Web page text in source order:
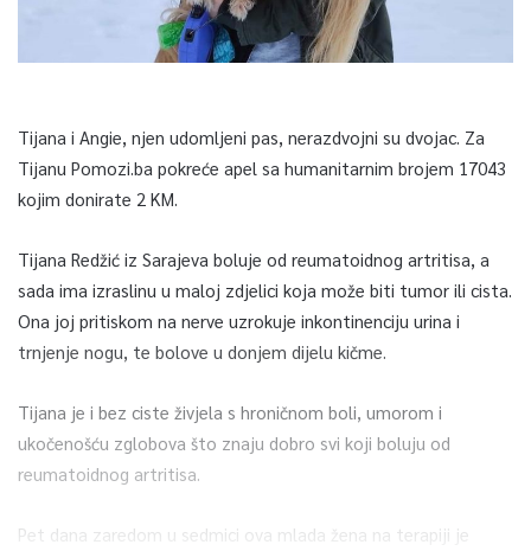
Tijana i Angie, njen udomljeni pas, nerazdvojni su dvojac. Za
Tijanu Pomozi.ba pokreće apel sa humanitarnim brojem 17043
kojim donirate 2 KM.
Tijana Redžić iz Sarajeva boluje od reumatoidnog artritisa, a
sada ima izraslinu u maloj zdjelici koja može biti tumor ili cista.
Ona joj pritiskom na nerve uzrokuje inkontinenciju urina i
trnjenje nogu, te bolove u donjem dijelu kičme.
Tijana je i bez ciste živjela s hroničnom boli, umorom i
ukočenošću zglobova što znaju dobro svi koji boluju od
reumatoidnog artritisa.
Pet dana zaredom u sedmici ova mlada žena na terapiji je